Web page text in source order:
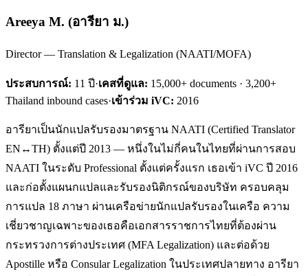
Areeya M. (อารียา ม.)
Director — Translation & Legalization (NAATI/MOFA)
ประสบการณ์: 11 ปี·เคสที่ดูแล: 15,000+ documents · 3,200+
Thailand inbound cases·เข้าร่วม iVC: 2016
อารียาเป็นนักแปลรับรองมาตรฐาน NAATI (Certified Translator
EN↔TH) ตั้งแต่ปี 2013 — หนึ่งในไม่กี่คนในไทยที่ผ่านการสอบ
NAATI ในระดับ Professional ตั้งแต่ครั้งแรก เธอเข้า iVC ปี 2016
และก่อตั้งแผนกแปลและรับรองนิติกรณ์ของบริษัท ครอบคลุม
การแปล 18 ภาษา ผ่านเครือข่ายนักแปลรับรองในเครือ ความ
เชี่ยวชาญเฉพาะของเธอคือเอกสารราชการไทยที่ต้องผ่าน
กระทรวงการต่างประเทศ (MFA Legalization) และต่อด้วย
Apostille หรือ Consular Legalization ในประเทศปลายทาง อารียา